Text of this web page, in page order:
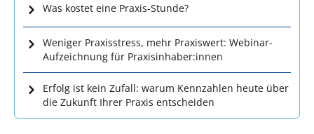
Was kostet eine Praxis-Stunde?
Weniger Praxisstress, mehr Praxiswert: Webinar-
Aufzeichnung für Praxisinhaber:innen
Erfolg ist kein Zufall: warum Kennzahlen heute über
die Zukunft Ihrer Praxis entscheiden